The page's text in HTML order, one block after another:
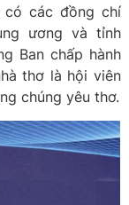
có các đồng chí
ương và tỉnh
Ban chấp hành
thơ là hội viên
chúng yêu thơ.